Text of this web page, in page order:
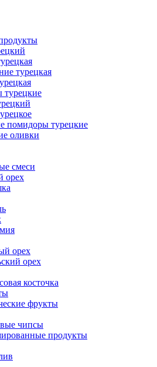
турецкая
помидоры турецкие
оливки
смеси
орех
орех
орех
косточка
фрукты
чипсы
продукты